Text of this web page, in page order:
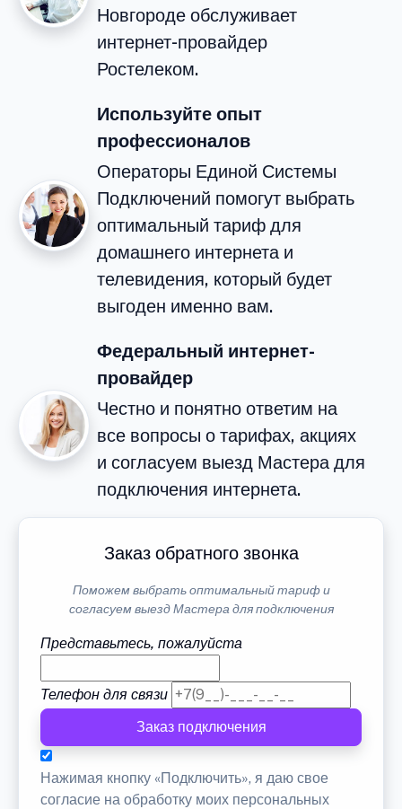
Новгороде обслуживает
интернет-провайдер
Ростелеком.
Используйте опыт
профессионалов
Операторы Единой Системы
Подключений помогут выбрать
оптимальный тариф для
домашнего интернета и
телевидения, который будет
выгоден именно вам.
Федеральный интернет-
провайдер
Честно и понятно ответим на
все вопросы о тарифах, акциях
и согласуем выезд Мастера для
подключения интернета.
Заказ обратного звонка
Поможем выбрать оптимальный тариф и
согласуем выезд Мастера для подключения
Представьтесь, пожалуйста
Телефон для связи
Заказ подключения
Нажимая кнопку «Подключить», я даю свое
согласие на обработку моих персональных